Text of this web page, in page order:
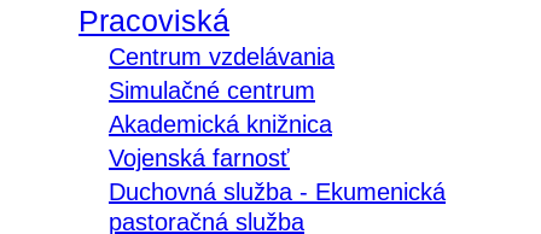
Pracoviská
Centrum vzdelávania
Simulačné centrum
Akademická knižnica
Vojenská farnosť
Duchovná služba - Ekumenická
pastoračná služba